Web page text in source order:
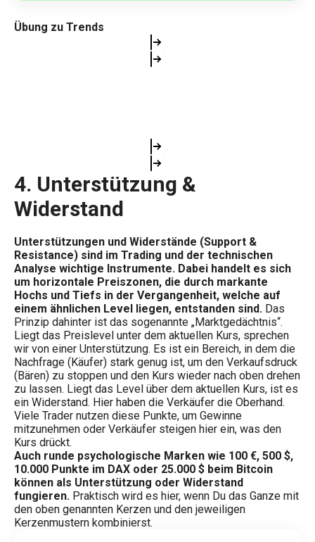
Übung zu Trends
4. Unterstützung &
Widerstand
Unterstützungen und Widerstände (Support &
Resistance) sind im Trading und der technischen
Analyse wichtige Instrumente. Dabei handelt es sich
um horizontale Preiszonen, die durch markante
Hochs und Tiefs in der Vergangenheit, welche auf
einem ähnlichen Level liegen, entstanden sind. Das
Prinzip dahinter ist das sogenannte „Marktgedächtnis“.
Liegt das Preislevel unter dem aktuellen Kurs, sprechen
wir von einer Unterstützung. Es ist ein Bereich, in dem die
Nachfrage (Käufer) stark genug ist, um den Verkaufsdruck
(Bären) zu stoppen und den Kurs wieder nach oben drehen
zu lassen. Liegt das Level über dem aktuellen Kurs, ist es
ein Widerstand. Hier haben die Verkäufer die Oberhand.
Viele Trader nutzen diese Punkte, um Gewinne
mitzunehmen oder Verkäufer steigen hier ein, was den
Kurs drückt.
Auch runde psychologische Marken wie 100 €, 500 $,
10.000 Punkte im DAX oder 25.000 $ beim Bitcoin
können als Unterstützung oder Widerstand
fungieren. Praktisch wird es hier, wenn Du das Ganze mit
den oben genannten Kerzen und den jeweiligen
Kerzenmustern kombinierst.